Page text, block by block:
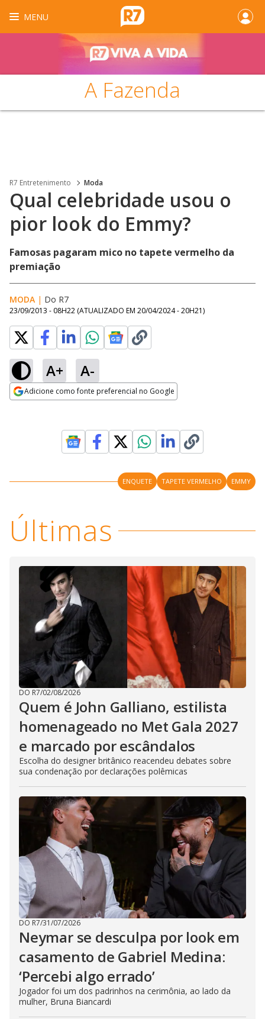
MENU
A Fazenda
R7 Entretenimento Moda
Qual celebridade usou o
pior look do Emmy?
Famosas pagaram mico no tapete vermelho da
premiação
MODA | Do R7
23/09/2013 - 08H22 (ATUALIZADO EM 20/04/2024 - 20H21)
A+ A-
Adicione como fonte preferencial no Google
ENQUETE TAPETE VERMELHO EMMY
Últimas
DO R7/02/08/2026
Quem é John Galliano, estilista
homenageado no Met Gala 2027
e marcado por escândalos
Escolha do designer britânico reacendeu debates sobre
sua condenação por declarações polêmicas
DO R7/31/07/2026
Neymar se desculpa por look em
casamento de Gabriel Medina:
‘Percebi algo errado’
Jogador foi um dos padrinhos na cerimônia, ao lado da
mulher, Bruna Biancardi